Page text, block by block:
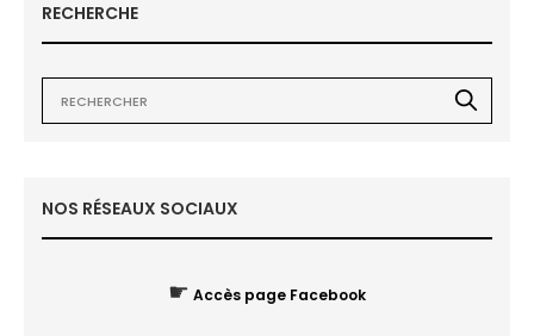
RECHERCHE
NOS RÉSEAUX SOCIAUX
☛ Accès page Facebook